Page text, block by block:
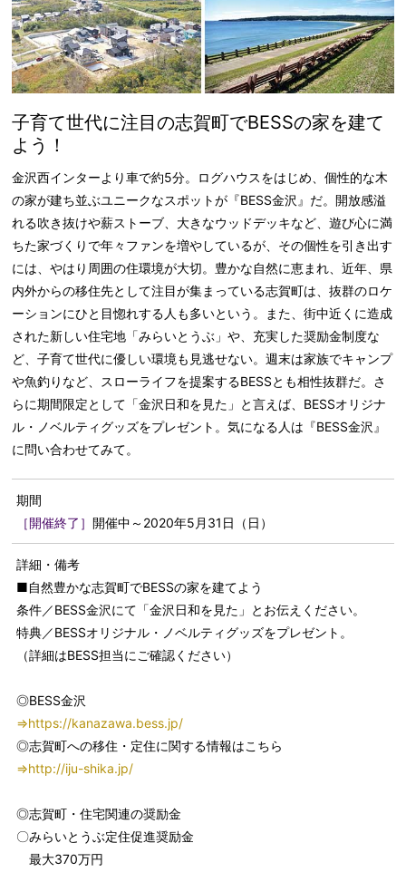
子育て世代に注目の志賀町でBESSの家を建て
よう！
金沢西インターより車で約5分。ログハウスをはじめ、個性的な木
の家が建ち並ぶユニークなスポットが『BESS金沢』だ。開放感溢
れる吹き抜けや薪ストーブ、大きなウッドデッキなど、遊び心に満
ちた家づくりで年々ファンを増やしているが、その個性を引き出す
には、やはり周囲の住環境が大切。豊かな自然に恵まれ、近年、県
内外からの移住先として注目が集まっている志賀町は、抜群のロケ
ーションにひと目惚れする人も多いという。また、街中近くに造成
された新しい住宅地「みらいとうぶ」や、充実した奨励金制度な
ど、子育て世代に優しい環境も見逃せない。週末は家族でキャンプ
や魚釣りなど、スローライフを提案するBESSとも相性抜群だ。さ
らに期間限定として「金沢日和を見た」と言えば、BESSオリジナ
ル・ノベルティグッズをプレゼント。気になる人は『BESS金沢』
に問い合わせてみて。
期間
［開催終了］開催中～2020年5月31日（日）
詳細・備考
■自然豊かな志賀町でBESSの家を建てよう
条件／BESS金沢にて「金沢日和を見た」とお伝えください。
特典／BESSオリジナル・ノベルティグッズをプレゼント。
（詳細はBESS担当にご確認ください）
◎BESS金沢
⇒https://kanazawa.bess.jp/
◎志賀町への移住・定住に関する情報はこちら
⇒http://iju-shika.jp/
◎志賀町・住宅関連の奨励金
〇みらいとうぶ定住促進奨励金
最大370万円